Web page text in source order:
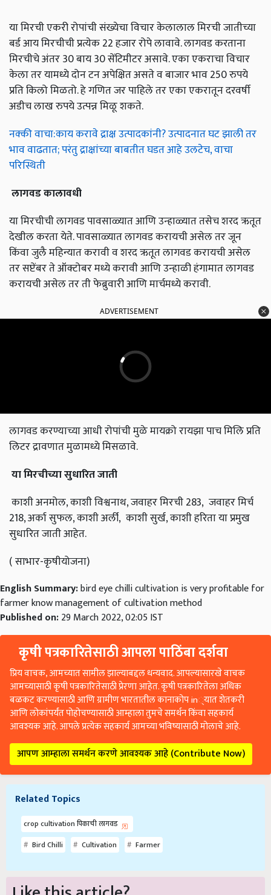
या मिरची एकरी रोपांची संख्येचा विचार केलालाल मिरची जातीच्या
बर्ड आय मिरचीची प्रत्येक 22 हजार रोपे लावावे. लागवड करताना
मिरचीचे अंतर 30 बाय 30 सेंटिमीटर असावे. एका एकराचा विचार
केला तर यामध्ये दोन टन अपेक्षित असते व बाजार भाव 250 रुपये
प्रति किलो मिळतो. हे गणित जर पाहिले तर एका एकरातून दरवर्षी
अडीच लाख रुपये उत्पन्न मिळू शकते.
नक्की वाचा:काय करावे द्राक्ष उत्पादकांनी? उत्पादनात घट झाली तर
भाव वाढतात; परंतु द्राक्षांच्या बाबतीत घडत आहे उलटेच, वाचा
परिस्थिती
लागवडकालावधी
या मिरचीची लागवड पावसाळ्यात आणि उन्हाळ्यात तसेच शरद ऋतूत
देखील करता येते. पावसाळ्यात लागवड करायची असेल तर जून
किंवा जुलै महिन्यात करावी व शरद ऋतूत लागवड करायची असेल
तर सप्टेंबर ते ऑक्टोबर मध्ये करावी आणि उन्हाळी हंगामात लागवड
करायची असेल तर ती फेब्रुवारी आणि मार्चमध्ये करावी.
ADVERTISEMENT
लागवड करण्याच्या आधी रोपांची मुळे मायक्रो रायझा पाच मिलि प्रति
लिटर द्रावणात मुळामध्ये मिसळावे.
यामिरचीच्यासुधारितजाती
काशी अनमोल, काशी विश्वनाथ, जवाहर मिरची 283, जवाहर मिर्च
218, अर्का सुफल, काशी अर्ली, काशी सुर्ख, काशी हरिता या प्रमुख
सुधारित जाती आहेत.
( साभार-कृषीयोजना)
English Summary:bird eye chilli cultivation is very profitable for
farmer know management of cultivation method
Published on:29 March 2022, 02:05 IST
कृषी पत्रकारितेसाठी आपला पाठिंबा दर्शवा
प्रिय वाचक, आमच्यात सामील झाल्याबद्दल धन्यवाद. आपल्यासारखे वाचक
आमच्यासाठी कृषी पत्रकारितेसाठी प्रेरणा आहेत. कृषी पत्रकारितेला अधिक
बळकट करण्यासाठी आणि ग्रामीण भारतातील कानाकोप in्यात शेतकरी
आणि लोकांपर्यंत पोहोचण्यासाठी आम्हाला तुमचे समर्थन किंवा सहकार्य
आवश्यक आहे. आपले प्रत्येक सहकार्य आमच्या भविष्यासाठी मोलाचे आहे.
आपण आम्हाला समर्थन करणे आवश्यक आहे (Contribute Now)
Related Topics
crop cultivation पिकाची लागवड
Bird Chilli
Cultivation Farmer